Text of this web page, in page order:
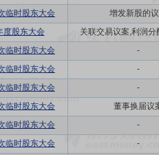
临时股东大会
增发新股的
度股东大会
关联交易议案,利润分
临时股东大会
-
临时股东大会
-
临时股东大会
-
临时股东大会
董事换届议
临时股东大会
-
临时股东大会
-